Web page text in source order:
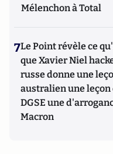
Mélenchon à Total
7Le Point révèle ce
que Xavier Niel
russe donne une
australien une leçon
DGSE une
Macron